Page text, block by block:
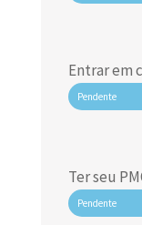
Entrar em
Pendente
Ter seu
Pendente